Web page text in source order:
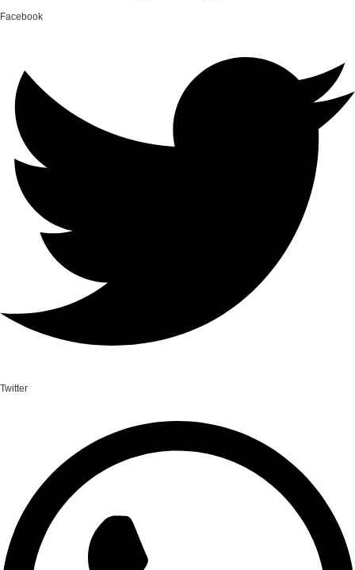
Facebook
Twitter